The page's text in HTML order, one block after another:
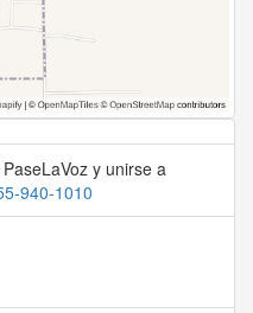
y unirse a
940-1010